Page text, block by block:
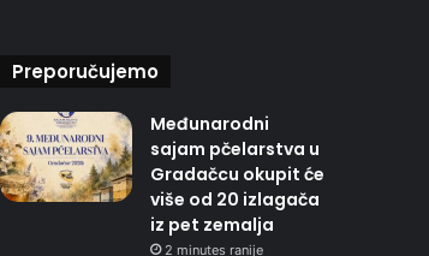
Preporučujemo
Međunarodni
sajam pčelarstva u
Gradačcu okupit će
više od 20 izlagača
iz pet zemalja
2 minutes ranije